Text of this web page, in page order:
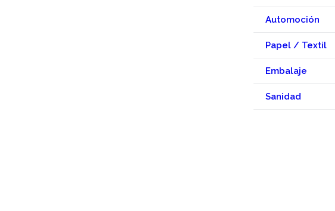
Automoción
Papel / Textil
Embalaje
Sanidad